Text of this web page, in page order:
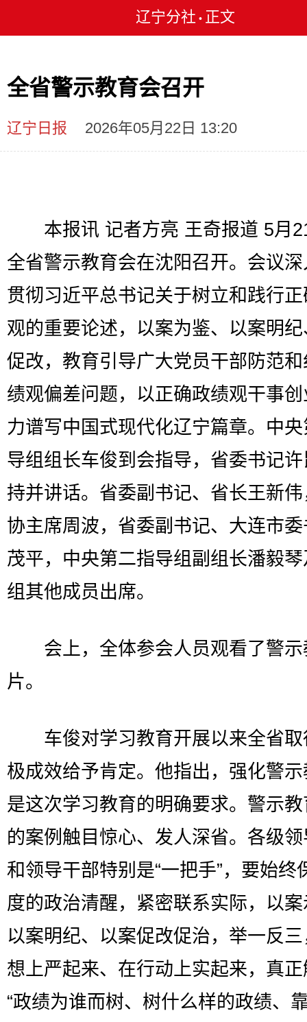
辽宁分社 • 正文
全省警示教育会召开
辽宁日报 2026年05月22日 13:20
本报讯 记者方亮 王奇报道 5月
全省警示教育会在沈阳召开。会议
贯彻习近平总书记关于树立和践行
观的重要论述，以案为鉴、以案明
促改，教育引导广大党员干部防范
绩观偏差问题，以正确政绩观干事
力谱写中国式现代化辽宁篇章。中
导组组长车俊到会指导，省委书记
持并讲话。省委副书记、省长王新
协主席周波，省委副书记、大连市
茂平，中央第二指导组副组长潘毅
组其他成员出席。
会上，全体参会人员观看了警示
片。
车俊对学习教育开展以来全省取
极成效给予肯定。他指出，强化警
是这次学习教育的明确要求。警示
的案例触目惊心、发人深省。各级
和领导干部特别是“一把手”，要始终
度的政治清醒，紧密联系实际，以
以案明纪、以案促改促治，举一反
想上严起来、在行动上实起来，真
“政绩为谁而树、树什么样的政绩、